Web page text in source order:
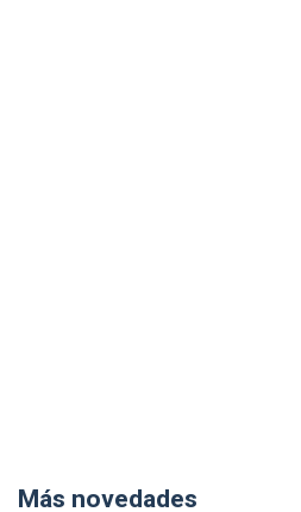
Más novedades